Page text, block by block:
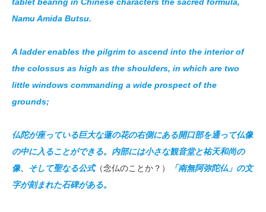
Namu Amida Butsu.
A ladder enables the pilgrim to ascend into the interior of
the colossus as high as the shoulders, in which are two
little windows commanding a wide prospect of the
grounds;
仏陀が座っている巨大な蓮の花の右側にある開口部を通って仏像
の中に入ることができる。内部には小さな観音堂と祐天和尚の
像、そして聖なる公式（念仏のことか？）
「南無阿弥陀仏」の文
字が刻まれた石碑がある。